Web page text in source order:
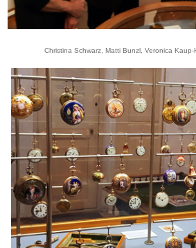
Christina Schwarz, Matti Bunzl, Veronica